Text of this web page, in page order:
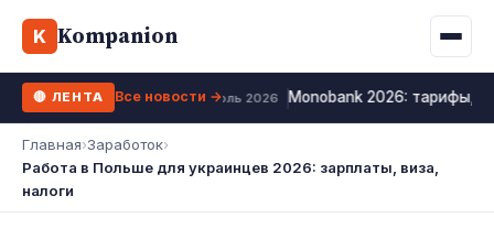
K Kompanion
Калькулятор МФО
Все 10 МФО →
Жизни
WhiteBIT
Kuna
Bybit
OKX
Ипотека
Депозит
Рефинансирование
ФОП налоги
🔴 ЛЕНТА 12 июль 2026 Monobank 2026: тарифы,
Все новости →
Главная›Заработок›
Работа в Польше для украинцев 2026: зарплаты, виза,
налоги